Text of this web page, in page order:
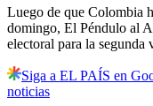
Luego de que Colombia
domingo, El Péndulo al
electoral para la segunda
Siga a EL PAÍS en
noticias